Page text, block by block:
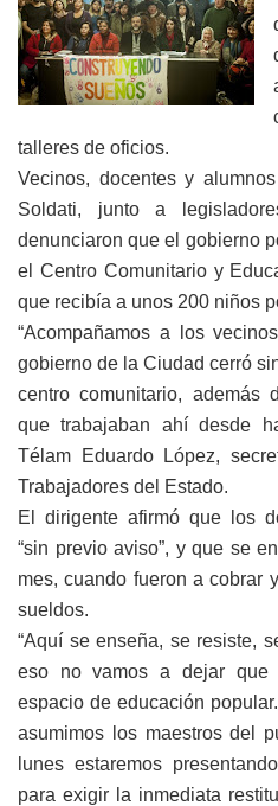
talleres de oficios.
Vecinos, docentes y
Soldati, junto a
denunciaron que el gobierno
el Centro Comunitario y
que recibía a unos 200 niños
“Acompañamos a los
gobierno de la Ciudad cerró
centro comunitario, además
que trabajaban ahí desde
Télam Eduardo López,
Trabajadores del Estado.
El dirigente afirmó que los
“sin previo aviso”, y que se
mes, cuando fueron a cobrar
sueldos.
“Aquí se enseña, se resiste,
eso no vamos a dejar
espacio de educación
asumimos los maestros del
lunes estaremos
para exigir la inmediata